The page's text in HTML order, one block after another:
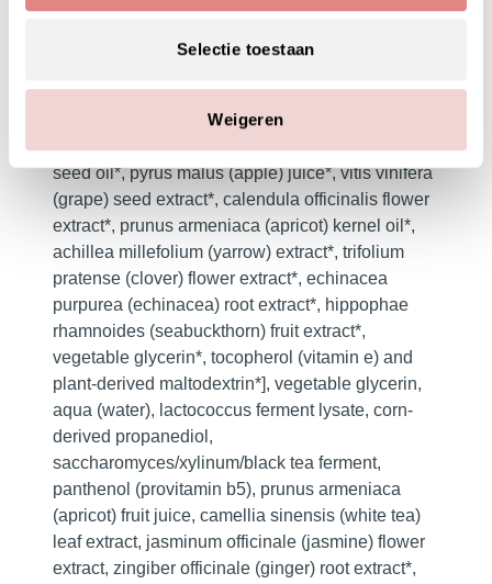
Selectie toestaan
Weigeren
HOOFD­INGREDIËNTEN
éminence organics kombucha microbiome
organic phytonutrient blend™ [aloe barbadensis
(aloe) leaf juice*, helianthus annuus (sunflower)
seed oil*, pyrus malus (apple) juice*, vitis vinifera
(grape) seed extract*, calendula officinalis flower
extract*, prunus armeniaca (apricot) kernel oil*,
achillea millefolium (yarrow) extract*, trifolium
pratense (clover) flower extract*, echinacea
purpurea (echinacea) root extract*, hippophae
rhamnoides (seabuckthorn) fruit extract*,
vegetable glycerin*, tocopherol (vitamin e) and
plant-derived maltodextrin*], vegetable glycerin,
aqua (water), lactococcus ferment lysate, corn-
derived propanediol,
saccharomyces/xylinum/black tea ferment,
panthenol (provitamin b5), prunus armeniaca
(apricot) fruit juice, camellia sinensis (white tea)
leaf extract, jasminum officinale (jasmine) flower
extract, zingiber officinale (ginger) root extract*,